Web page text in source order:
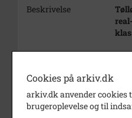
Beskrivelse
real-
Årstal
1931
Cookies på arkiv.dk
arkiv.dk anvender cookies
brugeroplevelse og til